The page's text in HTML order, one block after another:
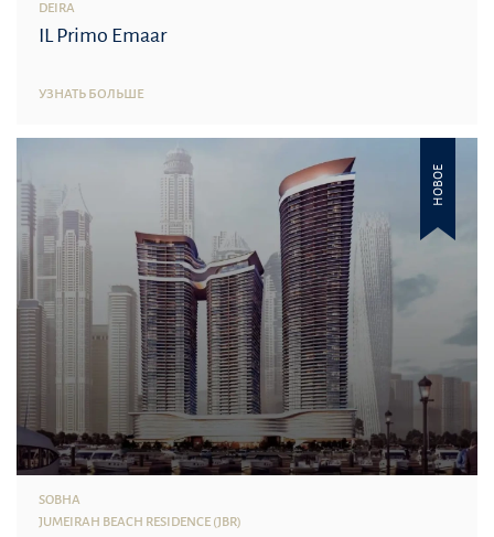
DEIRA
IL Primo Emaar
УЗНАТЬ БОЛЬШЕ
НОВОЕ
SOBHA
JUMEIRAH BEACH RESIDENCE (JBR)